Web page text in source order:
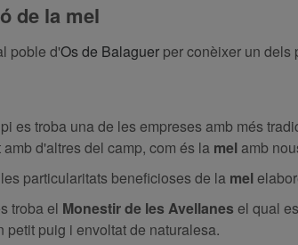
de la mel
poble d'Os de Balaguer per conèixer un dels
es troba una de les empreses amb més
d'altres del camp, com és la mel amb
particularitats beneficioses de la mel
troba el Monestir de les Avellanesel qual
petit puig i envoltat de naturalesa.